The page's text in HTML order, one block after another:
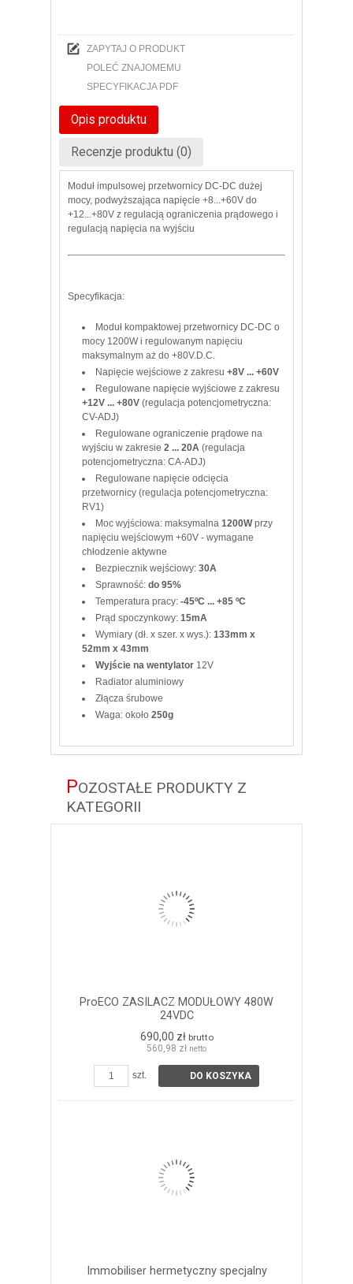
ZAPYTAJ O PRODUKT
POLEĆ ZNAJOMEMU
SPECYFIKACJA PDF
Opis produktu
Recenzje produktu (0)
Moduł impulsowej przetwornicy DC-DC dużej
mocy, podwyższająca napięcie +8...+60V do
+12...+80V z regulacją ograniczenia prądowego i
regulacją napięcia na wyjściu
Specyfikacja:
Moduł kompaktowej przetwornicy DC-DC o
mocy 1200W i regulowanym napięciu
maksymalnym aż do +80V.D.C.
Napięcie wejściowe z zakresu +8V ... +60V
Regulowane napięcie wyjściowe z zakresu
+12V ... +80V (regulacja potencjometryczna:
CV-ADJ)
Regulowane ograniczenie prądowe na
wyjściu w zakresie 2 ... 20A (regulacja
potencjometryczna: CA-ADJ)
Regulowane napięcie odcięcia
przetwornicy (regulacja potencjometryczna:
RV1)
Moc wyjściowa: maksymalna 1200Wprzy
napięciu wejściowym +60V - wymagane
chłodzenie aktywne
Bezpiecznik wejściowy: 30A
Sprawność: do 95%
Temperatura pracy: -45ºC ... +85 ºC
Prąd spoczynkowy: 15mA
Wymiary (dł. x szer. x wys.): 133mm x
52mm x 43mm
Wyjście na wentylator 12V
Radiator aluminiowy
Złącza śrubowe
Waga: około 250g
POZOSTAŁE PRODUKTY Z
KATEGORII
ProECO ZASILACZ MODUŁOWY 480W
24VDC
690,00 zł brutto
560,98 zł netto
szt. DO KOSZYKA
Immobiliser hermetyczny specjalny